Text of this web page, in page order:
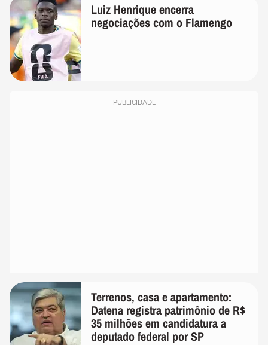
Luiz Henrique encerra
negociações com o Flamengo
PUBLICIDADE
Terrenos, casa e apartamento:
Datena registra patrimônio de R$
35 milhões em candidatura a
deputado federal por SP